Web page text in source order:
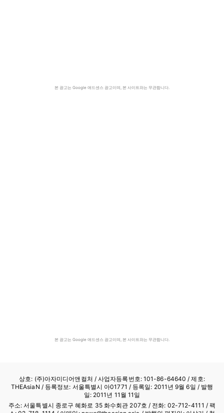
본 광고는 Google 애드센스 광고이며, 본 사이트와는 무관합니다.
본 광고는 Google 애드센스 광고이며, 본 사이트와는 무관합니다.
상호: (주)아자미디어앤컬처 /사업자등록번호: 101-86-64640 / 제호:
THEAsiaN / 등록정보: 서울특별시 아01771 / 등록일: 2011년 9월 6일 / 발행
일: 2011년 11월 11일
주소: 서울특별시 종로구 혜화로 35 화수회관 207호 / 전화: 02-712-4111 / 팩